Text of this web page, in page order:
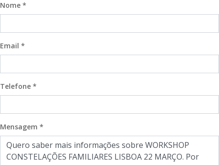
Nome *
Email *
Telefone *
Mensagem *